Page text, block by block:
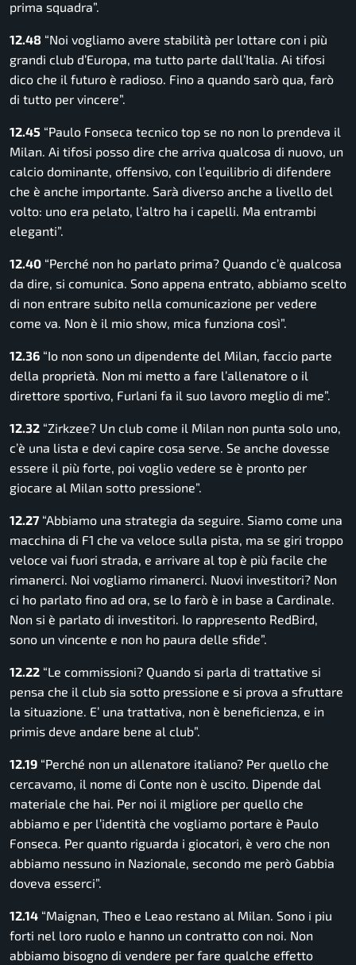
prima squadra”.
12.48 “Noi vogliamo avere stabilità per lottare con i più
grandi club d’Europa, ma tutto parte dall’Italia. Ai tifosi
dico che il futuro è radioso. Fino a quando sarò qua, farò
di tutto per vincere”.
12.45 “Paulo Fonseca tecnico top se no non lo prendeva il
Milan. Ai tifosi posso dire che arriva qualcosa di nuovo, un
calcio dominante, offensivo, con l’equilibrio di difendere
che è anche importante. Sarà diverso anche a livello del
volto: uno era pelato, l’altro ha i capelli. Ma entrambi
eleganti”.
12.40 “Perché non ho parlato prima? Quando c’è qualcosa
da dire, si comunica. Sono appena entrato, abbiamo scelto
di non entrare subito nella comunicazione per vedere
come va. Non è il mio show, mica funziona così”.
12.36 “Io non sono un dipendente del Milan, faccio parte
della proprietà. Non mi metto a fare l’allenatore o il
direttore sportivo, Furlani fa il suo lavoro meglio di me”.
12.32 “Zirkzee? Un club come il Milan non punta solo uno,
c’è una lista e devi capire cosa serve. Se anche dovesse
essere il più forte, poi voglio vedere se è pronto per
giocare al Milan sotto pressione”.
12.27 “Abbiamo una strategia da seguire. Siamo come una
macchina di F1 che va veloce sulla pista, ma se giri troppo
veloce vai fuori strada, e arrivare al top è più facile che
rimanerci. Noi vogliamo rimanerci. Nuovi investitori? Non
ci ho parlato fino ad ora, se lo farò è in base a Cardinale.
Non si è parlato di investitori. Io rappresento RedBird,
sono un vincente e non ho paura delle sfide”.
12.22 “Le commissioni? Quando si parla di trattative si
pensa che il club sia sotto pressione e si prova a sfruttare
la situazione. E’ una trattativa, non è beneficienza, e in
primis deve andare bene al club”.
12.19 “Perché non un allenatore italiano? Per quello che
cercavamo, il nome di Conte non è uscito. Dipende dal
materiale che hai. Per noi il migliore per quello che
abbiamo e per l’identità che vogliamo portare è Paulo
Fonseca. Per quanto riguarda i giocatori, è vero che non
abbiamo nessuno in Nazionale, secondo me però Gabbia
doveva esserci”.
12.14 “Maignan, Theo e Leao restano al Milan. Sono i piu
forti nel loro ruolo e hanno un contratto con noi. Non
abbiamo bisogno di vendere per fare qualche effetto